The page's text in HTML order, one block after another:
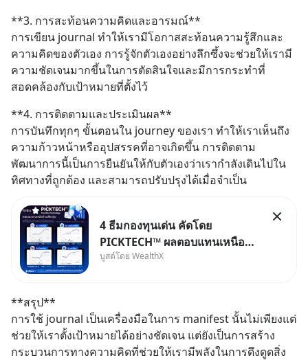
**3. การสะท้อนความคิดและอารมณ์**
การเขียน journal ทำให้เรามีโอกาสสะท้อนความรู้สึกและ
ความคิดของตัวเอง การรู้จักตัวเองอย่างลึกซึ้งจะช่วยให้เรามี
ความชัดเจนมากขึ้นในการตัดสินใจและมีการกระทำที่
สอดคล้องกับเป้าหมายที่ตั้งไว้
**4. การติดตามและประเมินผล**
การบันทึกทุกๆ ขั้นตอนใน journey ของเรา ทำให้เราเห็นถึง
ความก้าวหน้าหรืออุปสรรคที่อาจเกิดขึ้น การติดตาม
พัฒนาการนี้เป็นการยืนยันให้กับตัวเองว่าเรากำลังเดินไปใน
ทิศทางที่ถูกต้อง และสามารถปรับปรุงได้เมื่อจำเป็น
4 ธีมกองทุนเด่น คัดโดย
PICKTECH™ ผลตอบแทนเหนือค่า
เฉลี่ยกลุ่ม ถ้าอยากค้นหากองทุนที่
ค้นหาข้อมูลและวิเคราะห์เองให้
เสียเวลา แค่ใช้ PICKTECH™ บน
แอป
บูสต์โดย WealthX
**สรุป**
การใช้ journal เป็นเครื่องมือในการ manifest นั้นไม่เพียงแต่
ช่วยให้เราตั้งเป้าหมายได้อย่างชัดเจน แต่ยังเป็นการสร้าง
กระบวนการทางความคิดที่ช่วยให้เรามีพลังในการดึงดูดสิ่ง